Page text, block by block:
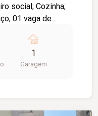
social; Cozinha;
01 vaga de
amplos e bem
e
1
Garagem